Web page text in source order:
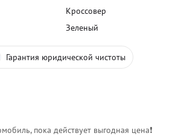
Кроссовер
Зеленый
Гарантия юридической чистоты
пока действует выгодная цена❗️